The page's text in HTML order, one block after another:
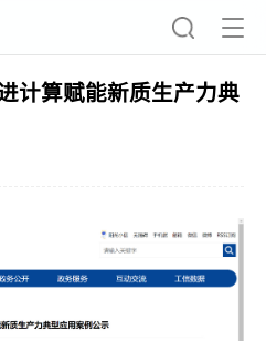
计算赋能新质生产力典